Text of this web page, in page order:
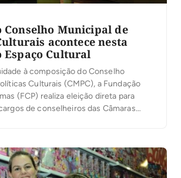
Conselho Municipal de
acontece nesta
Cultural
à composição do Conselho
Culturais (CMPC), a Fundação
(FCP) realiza eleição direta para
de conselheiros das Câmaras
Já foram realizadas as eleições para